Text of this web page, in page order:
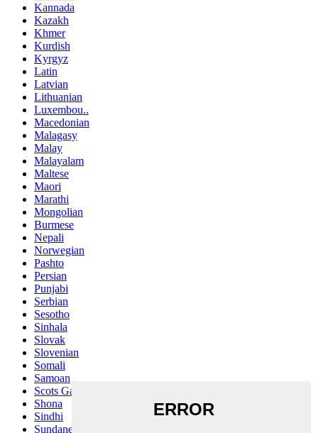
Kannada
Kazakh
Khmer
Kurdish
Kyrgyz
Latin
Latvian
Lithuanian
Luxembou..
Macedonian
Malagasy
Malay
Malayalam
Maltese
Maori
Marathi
Mongolian
Burmese
Nepali
Norwegian
Pashto
Persian
Punjabi
Serbian
Sesotho
Sinhala
Slovak
Slovenian
Somali
Samoan
Scots Gaelic
Shona
Sindhi
Sundanese